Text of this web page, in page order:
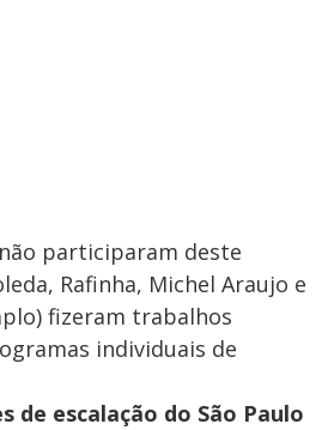
participaram deste
Rafinha, Michel Araujo e
fizeram trabalhos
individuais de
de escalação do São Paulo